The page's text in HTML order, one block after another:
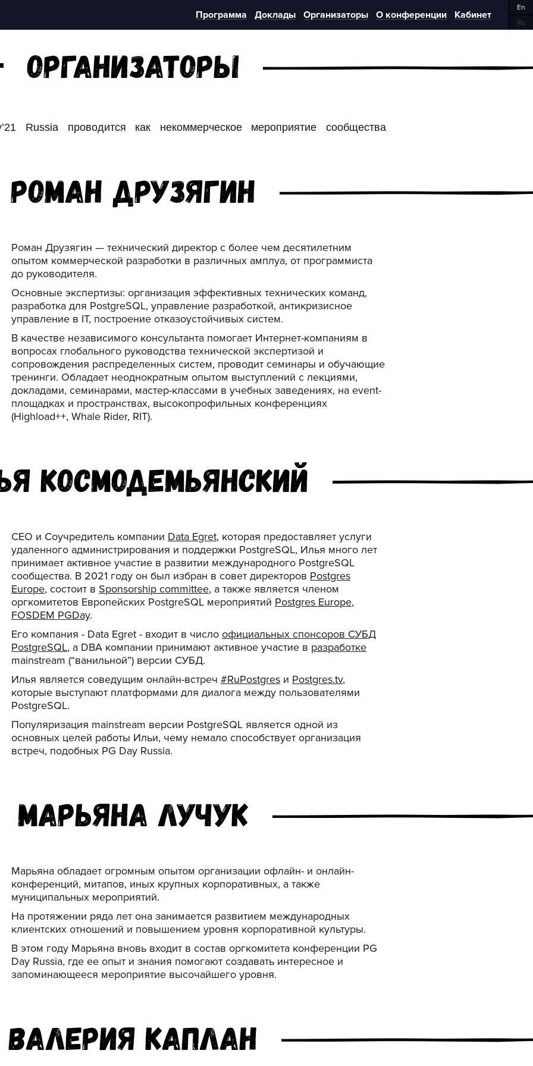
Программа Доклады Организаторы О конференции Кабинет
En
Ru
Организаторы
Russia проводится как некоммерческое мероприятие сообщества
Роман Друзягин
Роман Друзягин — технический директор с более чем десятилетним
опытом коммерческой разработки в различных амплуа, от программиста
до руководителя.
Основные экспертизы: организация эффективных технических команд,
разработка для PostgreSQL, управление разработкой, антикризисное
управление в IT, построение отказоустойчивых систем.
В качестве независимого консультанта помогает Интернет-компаниям в
вопросах глобального руководства технической экспертизой и
сопровождения распределенных систем, проводит семинары и обучающие
тренинги. Обладает неоднократным опытом выступлений с лекциями,
докладами, семинарами, мастер-классами в учебных заведениях, на event-
площадках и пространствах, высокопрофильных конференциях
(Highload++, Whale Rider, RIT).
Космодемьянский
CEO и Соучредитель компании Data Egret, которая предоставляет услуги
удаленного администрирования и поддержки PostgreSQL, Илья много лет
принимает активное участие в развитии международного PostgreSQL
сообщества. В 2021 году он был избран в совет директоров Postgres
Europe, состоит в Sponsorship committee, а также является членом
оргкомитетов Европейских PostgreSQL мероприятий Postgres Europe,
FOSDEM PGDay.
Его компания - Data Egret - входит в число официальных спонсоров СУБД
PostgreSQL, a DBA компании принимают активное участие в разработке
mainstream (“ванильной”) версии СУБД.
Илья является соведущим онлайн-встреч #RuPostgres и Postgres.tv,
которые выступают платформами для диалога между пользователями
PostgreSQL.
Популяризация mainstream версии PostgreSQL является одной из
основных целей работы Ильи, чему немало способствует организация
встреч, подобных PG Day Russia.
Марьяна Лучук
Марьяна обладает огромным опытом организации офлайн- и онлайн-
конференций, митапов, иных крупных корпоративных, а также
муниципальных мероприятий.
На протяжении ряда лет она занимается развитием международных
клиентских отношений и повышением уровня корпоративной культуры.
В этом году Марьяна вновь входит в состав оргкомитета конференции PG
Day Russia, где ее опыт и знания помогают создавать интересное и
запоминающееся мероприятие высочайшего уровня.
Валерия Каплан